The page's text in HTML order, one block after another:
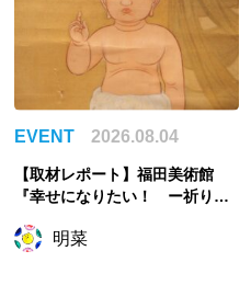
EVENT 2026.08.04
【取材レポート】福田美術館
『幸せになりたい！ ー祈りの
私が祈ったこと
明菜